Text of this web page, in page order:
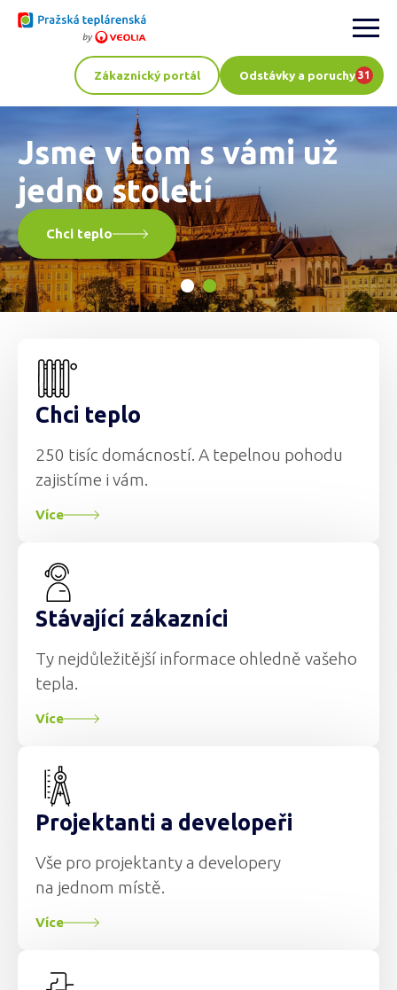
PTAS
Zákaznický portál Odstávky a poruchy 31
Jsme v tom s vámi už
jedno století
Chci teplo
Chci teplo
250 tisíc domácností. A tepelnou pohodu
zajistíme i vám.
Více
Stávající zákazníci
Ty nejdůležitější informace ohledně vašeho
tepla.
Více
Projektanti a developeři
Vše pro projektanty a developery
na jednom místě.
Více